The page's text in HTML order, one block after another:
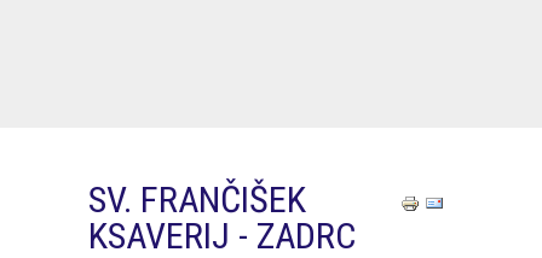
SV. FRANČIŠEK
KSAVERIJ - ZADRC